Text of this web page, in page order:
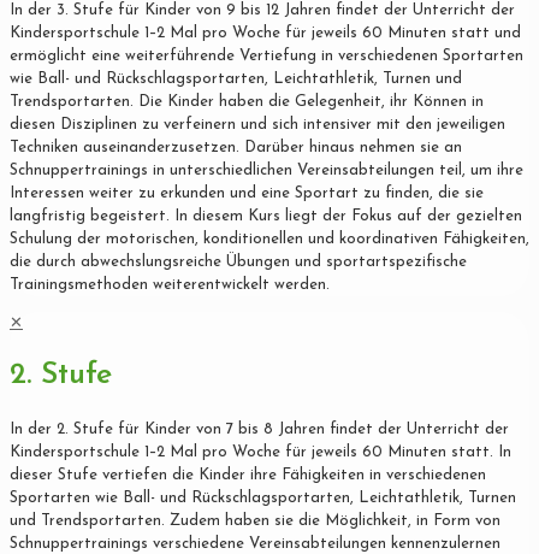
In der 3. Stufe für Kinder von 9 bis 12 Jahren findet der Unterricht der
Kindersportschule 1–2 Mal pro Woche für jeweils 60 Minuten statt und
ermöglicht eine weiterführende Vertiefung in verschiedenen Sportarten
wie Ball- und Rückschlagsportarten, Leichtathletik, Turnen und
Trendsportarten. Die Kinder haben die Gelegenheit, ihr Können in
diesen Disziplinen zu verfeinern und sich intensiver mit den jeweiligen
Techniken auseinanderzusetzen. Darüber hinaus nehmen sie an
Schnuppertrainings in unterschiedlichen Vereinsabteilungen teil, um ihre
Interessen weiter zu erkunden und eine Sportart zu finden, die sie
langfristig begeistert. In diesem Kurs liegt der Fokus auf der gezielten
Schulung der motorischen, konditionellen und koordinativen Fähigkeiten,
die durch abwechslungsreiche Übungen und sportartspezifische
Trainingsmethoden weiterentwickelt werden.
✕
2. Stufe
In der 2. Stufe für Kinder von 7 bis 8 Jahren findet der Unterricht der
Kindersportschule 1–2 Mal pro Woche für jeweils 60 Minuten statt. In
dieser Stufe vertiefen die Kinder ihre Fähigkeiten in verschiedenen
Sportarten wie Ball- und Rückschlagsportarten, Leichtathletik, Turnen
und Trendsportarten. Zudem haben sie die Möglichkeit, in Form von
Schnuppertrainings verschiedene Vereinsabteilungen kennenzulernen